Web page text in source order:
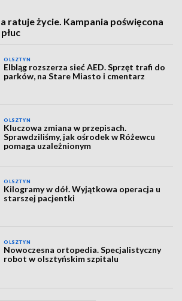
ratuje życie. Kampania poświęcona
OLSZTYN
Elbląg rozszerza sieć AED. Sprzęt trafi do
parków, na Stare Miasto i cmentarz
OLSZTYN
Kluczowa zmiana w przepisach.
Sprawdziliśmy, jak ośrodek w Różewcu
pomaga uzależnionym
OLSZTYN
Kilogramy w dół. Wyjątkowa operacja u
starszej pacjentki
OLSZTYN
Nowoczesna ortopedia. Specjalistyczny
robot w olsztyńskim szpitalu